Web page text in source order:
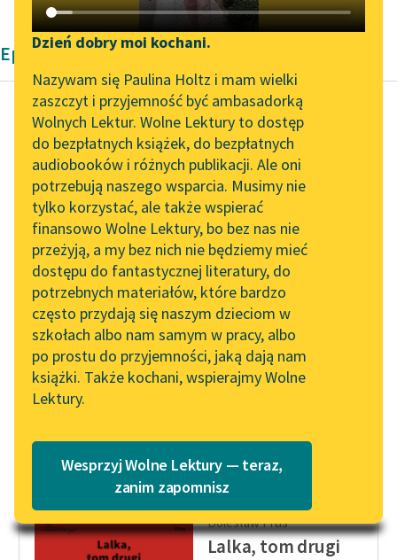
Katalog DAISY
Podkasty o książkach
Zgłoś brak utworu
Aktualności
„Prokurator Alicja Horn”
do słuchania
Byliśmy częścią AI Impact
Lab
Zapraszamy na spotkanie
online z tłumaczkami
literatury skandynawskiej
Spotkanie z Katarzyną
Tunkiel w Oslo
102. lata temu zmarł
Joseph Conrad
Lektury szkolne i klasyka
literatury do słuchania dla
uczennic i uczniów z
niepełnosprawnościami
Narzędzia
Mapa Wolnych Lektur
Leśmianator
Przewodnik dla piszących i
czytających
API
OAI-PMH
Widget Wolnych Lektur
Przypisy
Katalog w formacie PDF
Dzień dobry moi kochani.
Nazywam się Paulina Holtz i mam wielki
zaszczyt i przyjemność być ambasadorką
Wolnych Lektur. Wolne Lektury to dostęp
do bezpłatnych książek, do bezpłatnych
audiobooków i różnych publikacji. Ale oni
potrzebują naszego wsparcia. Musimy nie
tylko korzystać, ale także wspierać
finansowo Wolne Lektury, bo bez nas nie
przeżyją, a my bez nich nie będziemy mieć
dostępu do fantastycznej literatury, do
potrzebnych materiałów, które bardzo
często przydają się naszym dzieciom w
szkołach albo nam samym w pracy, albo
po prostu do przyjemności, jaką dają nam
książki. Także kochani, wspierajmy Wolne
Lektury.
Wesprzyj Wolne Lektury — teraz,
zanim zapomnisz
Epika Bolesław Prus
Bolesław Prus
,,Ogniem i
mieczem", powieść
z dawnych lat
Henryka
Sienkiewicza
Utarła się nawet
opinia, że poecie wolno
przerabiać ten biedny
świat, jak mu się
Bolesław Prus
Lalka, tom drugi